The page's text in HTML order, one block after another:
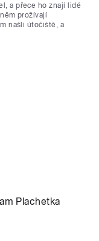
a přece ho znají lidé
prožívají
našli útočiště, a
Plachetka